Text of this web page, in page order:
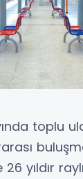
toplu
yıldır